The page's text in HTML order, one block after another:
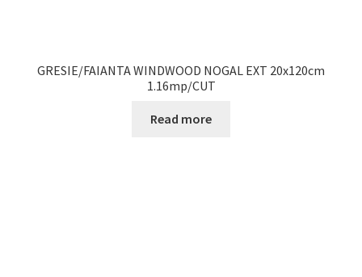
GRESIE/FAIANTA WINDWOOD NOGAL EXT 20x120cm
1.16mp/CUT
Read more